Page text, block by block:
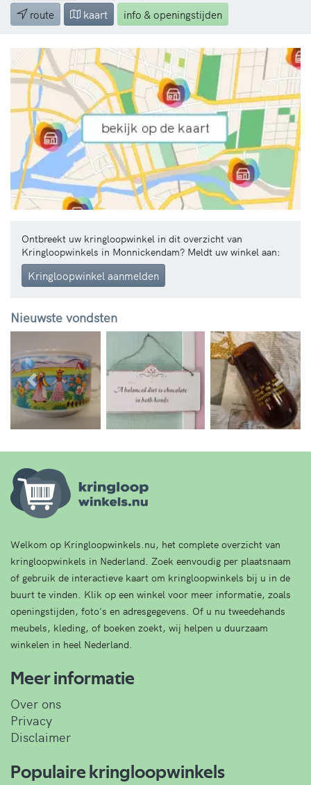
route kaart info & openingstijden
Ontbreekt uw kringloopwinkel in dit overzicht van
Kringloopwinkels in Monnickendam? Meldt uw winkel aan:
Kringloopwinkel aanmelden
Nieuwste vondsten
Vorige
Welkom op Kringloopwinkels.nu, het complete overzicht van
kringloopwinkels in Nederland. Zoek eenvoudig per plaatsnaam
of gebruik de interactieve kaart om kringloopwinkels bij u in de
buurt te vinden. Klik op een winkel voor meer informatie, zoals
openingstijden, foto's en adresgegevens. Of u nu tweedehands
meubels, kleding, of boeken zoekt, wij helpen u duurzaam
winkelen in heel Nederland.
Meer informatie
Over ons
Privacy
Disclaimer
Populaire kringloopwinkels